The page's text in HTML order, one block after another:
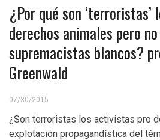
¿Por qué son
derechos animales pero
supremacistas blancos?
Greenwald
07/30/2015
¿Son terroristas los activistas pro
explotación propagandística del